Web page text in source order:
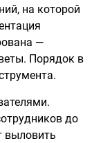
на которой
—
Порядок в
до
выловить